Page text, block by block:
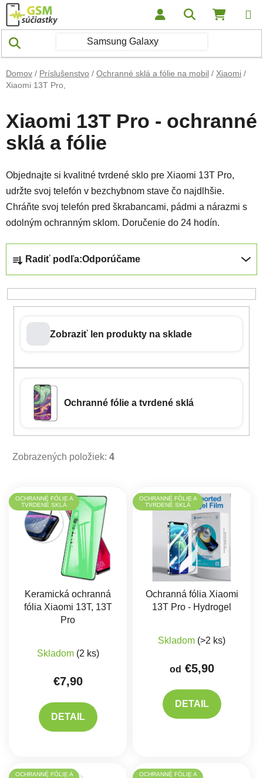
Prejsť na obsah Hľadať
Domov / Príslušenstvo / Ochranné sklá a fólie na mobil / Xiaomi /
Xiaomi 13T Pro,
Xiaomi 13T Pro - ochranné
sklá a fólie
Objednajte si kvalitné tvrdené sklo pre Xiaomi 13T Pro,
udržte svoj telefón v bezchybnom stave čo najdlhšie.
Chráňte svoj telefón pred škrabancami, pádmi a nárazmi s
odolným ochranným sklom. Doručenie do 24 hodín.
Radiť podľa:Odporúčame
Zobraziť len produkty na sklade
Ochranné fólie a tvrdené sklá
Zobrazených položiek: 4
Výpis produktov
OCHRANNÉ FÓLIE A
TVRDENÉ SKLÁ
Keramická ochranná
fólia Xiaomi 13T, 13T
Pro
Skladom (2 ks)
€7,90
DETAIL
OCHRANNÉ FÓLIE A
TVRDENÉ SKLÁ
Ochranná fólia Xiaomi
13T Pro - Hydrogel
Skladom (>2 ks)
od €5,90
DETAIL
OCHRANNÉ FÓLIE A
OCHRANNÉ FÓLIE A